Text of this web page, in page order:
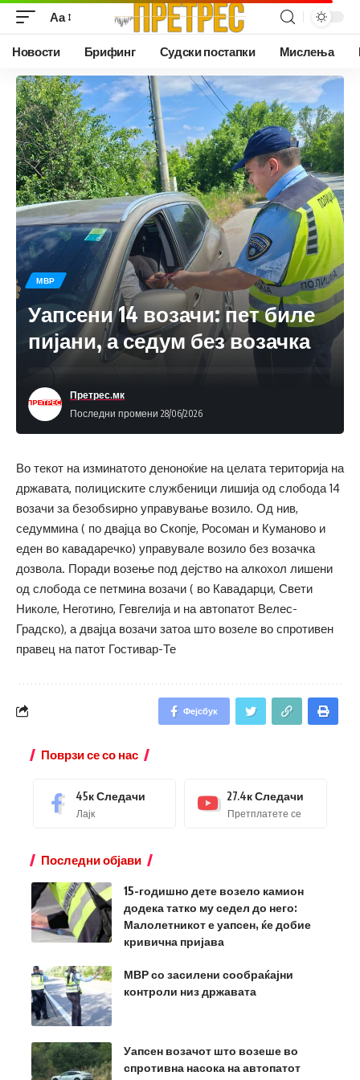
Аа
Новости Брифинг Судски постапки Мислења
МВР
Уапсени 14 возачи: пет биле
пијани, а седум без возачка
Последни промени 28/06/2026
Претрес.мк
Во текот на изминатото деноноќие на целата територија на
државата, полициските службеници лишија од слобода 14
возачи за безобѕирно управување возило. Од нив,
седуммина ( по двајца во Скопје, Росоман и Куманово и
еден во кавадаречко) управувале возило без возачка
дозвола. Поради возење под дејство на алкохол лишени
од слобода се петмина возачи ( во Кавадарци, Свети
Николе, Неготино, Гевгелија и на автопатот Велес-
Градско), а двајца возачи затоа што возеле во спротивен
правец на патот Гостивар-Те
Фејсбук
Поврзи се со нас
45кСледачи
Лајк
27.4кСледачи
Претплатете се
Последни објави
15-годишно дете возело камион
додека татко му седел до него:
Малолетникот е уапсен, ќе добие
кривична пријава
МВР со засилени сообраќајни
контроли низ државата
Уапсен возачот што возеше во
спротивна насока на автопатот